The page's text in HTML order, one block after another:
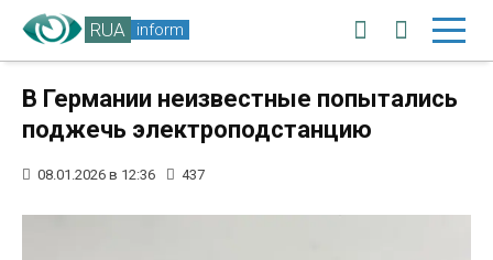
RUA inform
В Германии неизвестные попытались
поджечь электроподстанцию
08.01.2026 в 12:36 437